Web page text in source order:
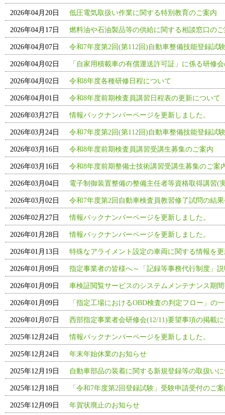
2026年04月20日 低圧電気取扱い作業に関する特別教育のご案内
2026年04月17日 燃料油や石油製品等の供給に関する相談窓口の
2026年04月07日 令和7年度第2回(第112回)自動車整備技能登録試
2026年04月02日 「自家用積載車の有償運送許可証」に係る研修
2026年04月02日 令和8年度各種研修日程について
2026年04月01日 令和8年度前期検査員講習日程表の更新について
2026年03月27日 情報バックナンバーページを更新しました。
2026年03月24日 令和7年度第2回(第112回)自動車整備技能登録試
2026年03月16日 令和8年度前期検査員講習受講生募集のご案内
2026年03月16日 令和8年度前期整備士技術講習受講生募集のご案
2026年03月04日 電子制御装置整備の整備主任者等資格取得講習(
2026年03月02日 令和7年度第2回自動車検査員教習修了試問の結
2026年02月27日 情報バックナンバーページを更新しました。
2026年01月28日 情報バックナンバーページを更新しました。
2026年01月13日 特殊なアライメント設定の車両に関する情報を
2026年01月09日 指定事業者の皆様へ～「記録等事務代行制度」
2026年01月09日 車検証閲覧サービスのシステムメンテナンス期
2026年01月09日 「指定工場におけるOBD検査の判定フロー」の
2026年01月07日 西部指定事業者会研修会(12/11)要望事項の掲載
2025年12月24日 情報バックナンバーページを更新しました。
2025年12月24日 年末年始休業のお知らせ
2025年12月19日 自動車部品の装着に関する新規登録等の取扱い
2025年12月18日 「令和7年度第2回登録試験」受験申請受付のご
2025年12月09日 年賀状廃止のお知らせ